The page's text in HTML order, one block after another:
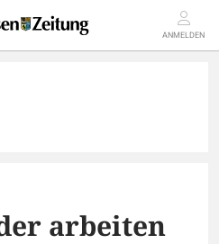
ANMELDEN
arbeiten